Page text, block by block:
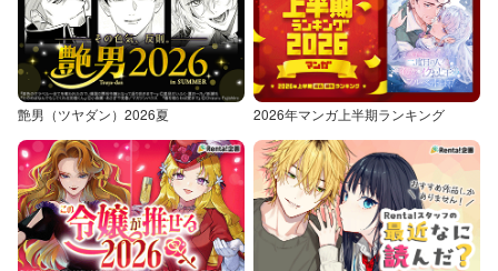
艶男（ツヤダン）2026夏 2026年マンガ上半期ランキング